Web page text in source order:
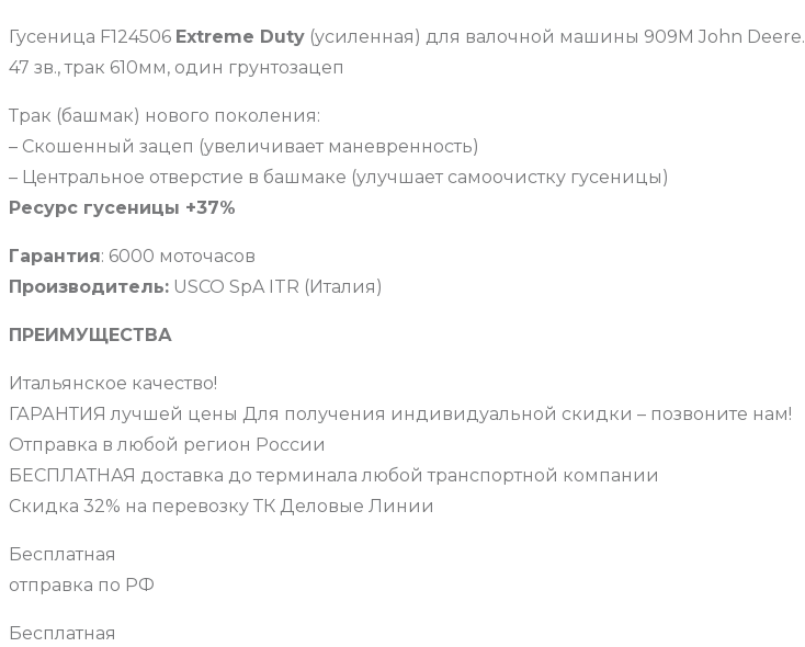
Гусеница F124506 Extreme Duty (усиленная) для валочной машины 909M John Deere.
47 зв., трак 610мм, один грунтозацеп
Трак (башмак) нового поколения:
– Скошенный зацеп (увеличивает маневренность)
– Центральное отверстие в башмаке (улучшает самоочистку гусеницы)
Ресурс гусеницы +37%
Гарантия: 6000 моточасов
Производитель: USCO SpA ITR (Италия)
ПРЕИМУЩЕСТВА
Итальянское качество!
ГАРАНТИЯ лучшей цены Для получения индивидуальной скидки – позвоните нам!
Отправка в любой регион России
БЕСПЛАТНАЯ доставка до терминала любой транспортной компании
Скидка 32% на перевозку ТК Деловые Линии
Бесплатная
отправка по РФ
Бесплатная